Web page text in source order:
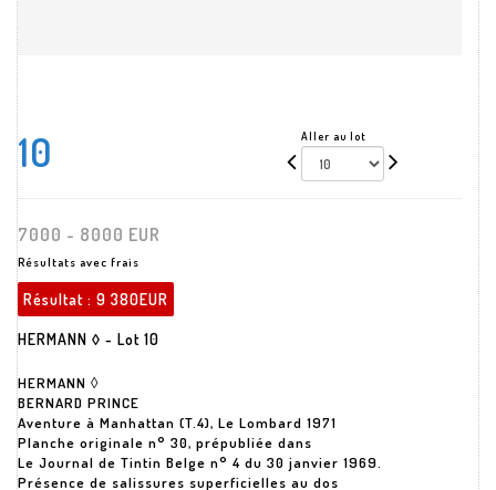
10 Aller au lot
7000 - 8000 EUR
Résultats avec frais
Résultat : 9 380EUR
HERMANN ◊ - Lot 10
HERMANN ◊
BERNARD PRINCE
Aventure à Manhattan (T.4), Le Lombard 1971
Planche originale n° 30, prépubliée dans
Le Journal de Tintin Belge n° 4 du 30 janvier 1969.
Présence de salissures superficielles au dos